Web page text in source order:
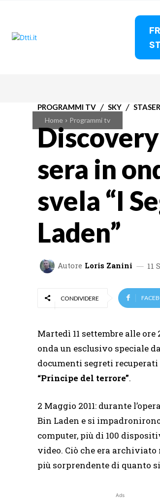
Home Programmi tv
PROGRAMMI TV SKY
sera in
svela “I
Laden”
Autore Loris Zanini 11
CONDIVIDERE
Martedì 11 settembre alle ore
onda un esclusivo speciale
documenti segreti
“Principe del terrore”.
2 Maggio 2011: durante
Bin Laden e si
computer, più di 100
video. Ciò che era
più sorprendente di quanto
Ads